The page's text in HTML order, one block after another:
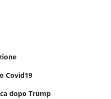
Covid19
dopo Trump